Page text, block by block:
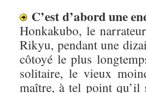
C’est d’abord une
Honkakubo, le
Rikyu, pendant une
côtoyé le plus
solitaire, le vieux
maître, à tel point qu’il